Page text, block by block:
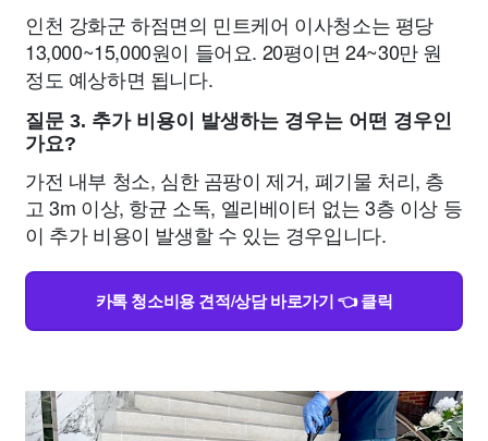
인천 강화군 하점면의 민트케어 이사청소는 평당
13,000~15,000원이 들어요. 20평이면 24~30만 원
정도 예상하면 됩니다.
질문 3. 추가 비용이 발생하는 경우는 어떤 경우인
가요?
가전 내부 청소, 심한 곰팡이 제거, 폐기물 처리, 층
고 3m 이상, 항균 소독, 엘리베이터 없는 3층 이상 등
이 추가 비용이 발생할 수 있는 경우입니다.
카톡 청소비용 견적/상담 바로가기 👈 클릭